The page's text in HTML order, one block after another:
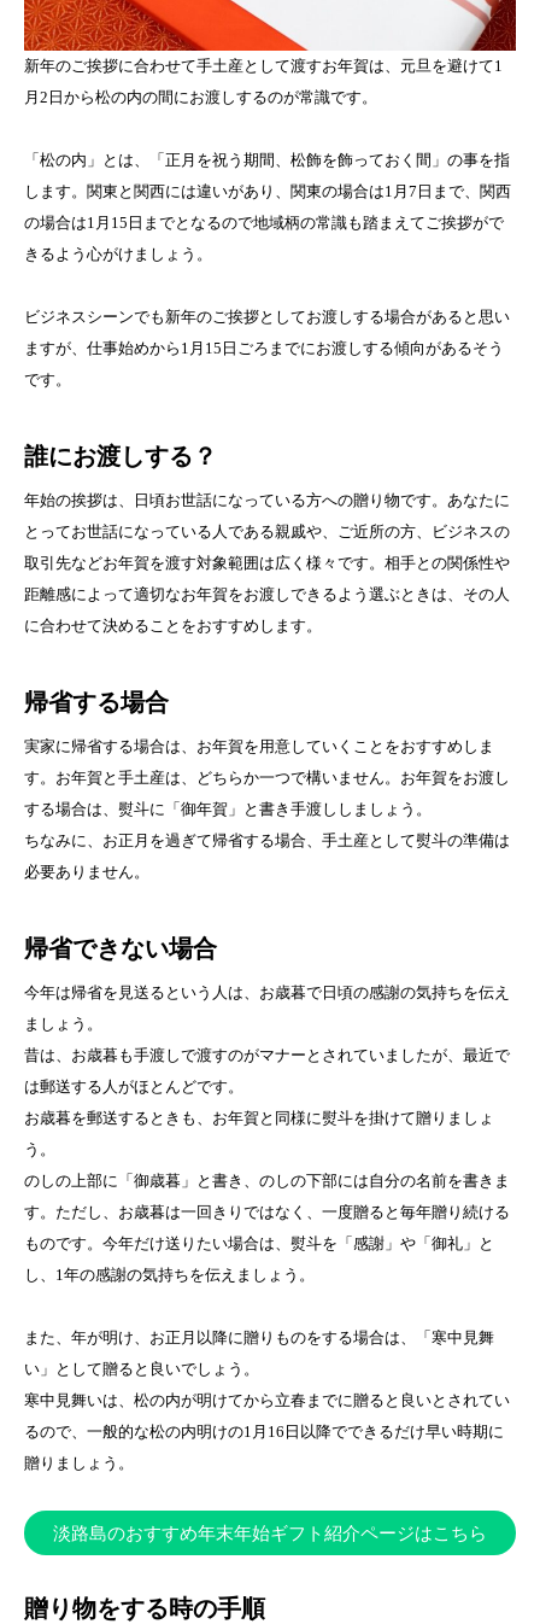
新年のご挨拶に合わせて手土産として渡すお年賀は、元旦を避けて1
月2日から松の内の間にお渡しするのが常識です。
「松の内」とは、「正月を祝う期間、松飾を飾っておく間」の事を指
します。関東と関西には違いがあり、関東の場合は1月7日まで、関西
の場合は1月15日までとなるので地域柄の常識も踏まえてご挨拶がで
きるよう心がけましょう。
ビジネスシーンでも新年のご挨拶としてお渡しする場合があると思い
ますが、仕事始めから1月15日ごろまでにお渡しする傾向があるそう
です。
誰にお渡しする？
年始の挨拶は、日頃お世話になっている方への贈り物です。あなたに
とってお世話になっている人である親戚や、ご近所の方、ビジネスの
取引先などお年賀を渡す対象範囲は広く様々です。相手との関係性や
距離感によって適切なお年賀をお渡しできるよう選ぶときは、その人
に合わせて決めることをおすすめします。
帰省する場合
実家に帰省する場合は、お年賀を用意していくことをおすすめしま
す。お年賀と手土産は、どちらか一つで構いません。お年賀をお渡し
する場合は、熨斗に「御年賀」と書き手渡ししましょう。
ちなみに、お正月を過ぎて帰省する場合、手土産として熨斗の準備は
必要ありません。
帰省できない場合
今年は帰省を見送るという人は、お歳暮で日頃の感謝の気持ちを伝え
ましょう。
昔は、お歳暮も手渡しで渡すのがマナーとされていましたが、最近で
は郵送する人がほとんどです。
お歳暮を郵送するときも、お年賀と同様に熨斗を掛けて贈りましょ
う。
のしの上部に「御歳暮」と書き、のしの下部には自分の名前を書きま
す。ただし、お歳暮は一回きりではなく、一度贈ると毎年贈り続ける
ものです。今年だけ送りたい場合は、熨斗を「感謝」や「御礼」と
し、1年の感謝の気持ちを伝えましょう。
また、年が明け、お正月以降に贈りものをする場合は、「寒中見舞
い」として贈ると良いでしょう。
寒中見舞いは、松の内が明けてから立春までに贈ると良いとされてい
るので、一般的な松の内明けの1月16日以降でできるだけ早い時期に
贈りましょう。
淡路島のおすすめ年末年始ギフト紹介ページはこちら
贈り物をする時の手順